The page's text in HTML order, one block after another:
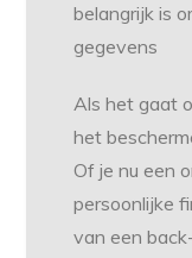
belangrijk is
gegevens
Als het gaat
het
Of je nu een
persoonlijke
van een